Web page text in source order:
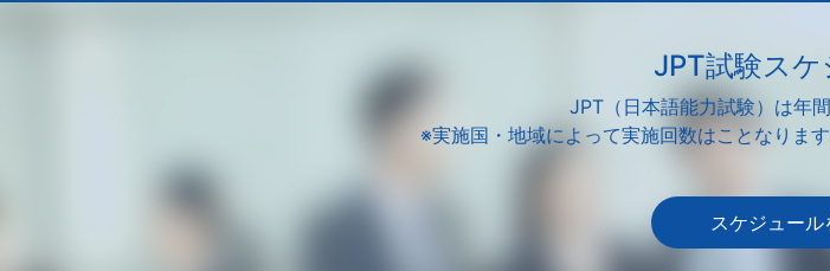
JPT試験ス
JPT（日本語能力試験）は年
※実施国・地域によって実施回数はことなりま
スケジュール